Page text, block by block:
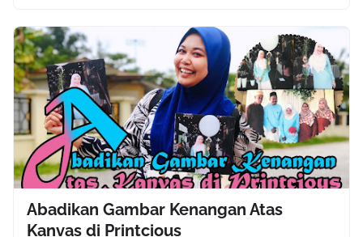
Abadikan Gambar Kenangan Atas
Kanvas di Printcious